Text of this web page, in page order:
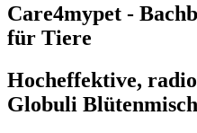
Care4mypet -
für Tiere
Hocheffektive,
Globuli